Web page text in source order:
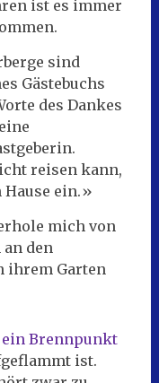
ist es immer
sind
Gästebuchs
des Dankes
reisen kann,
ein.»
mich von
an den
ihrem Garten
ein Brennpunkt
ist.